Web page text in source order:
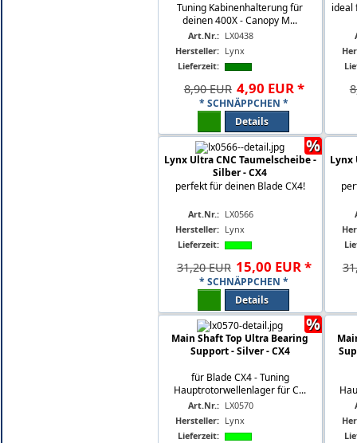
Tuning Kabinenhalterung für
deinen 400X - Canopy M...
Art.Nr.: LX0438
Hersteller: Lynx
Lieferzeit:
8,90 EUR 4,90 EUR*
* SCHNÄPPCHEN *
Details
ideal
Lynx Ultra CNC Taumelscheibe -
Silber - CX4
perfekt für deinen Blade CX4!
Art.Nr.: LX0566
Hersteller: Lynx
Lieferzeit:
31,20 EUR 15,00 EUR*
* SCHNÄPPCHEN *
Details
%
Lynx
Main Shaft Top Ultra Bearing
Support - Silver - CX4
für Blade CX4 - Tuning
Hauptrotorwellenlager für C...
Art.Nr.: LX0570
Hersteller: Lynx
Lieferzeit:
%